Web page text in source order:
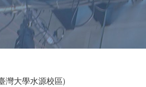
灣大學水源校區)